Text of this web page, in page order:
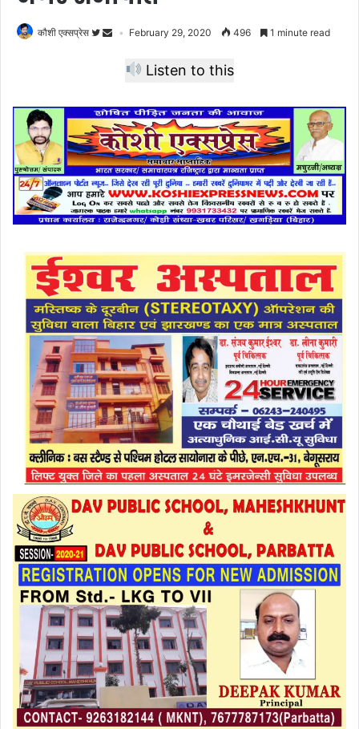
कौशी एक्सप्रेस February 29, 2020 496 1 minute read
Listen to this